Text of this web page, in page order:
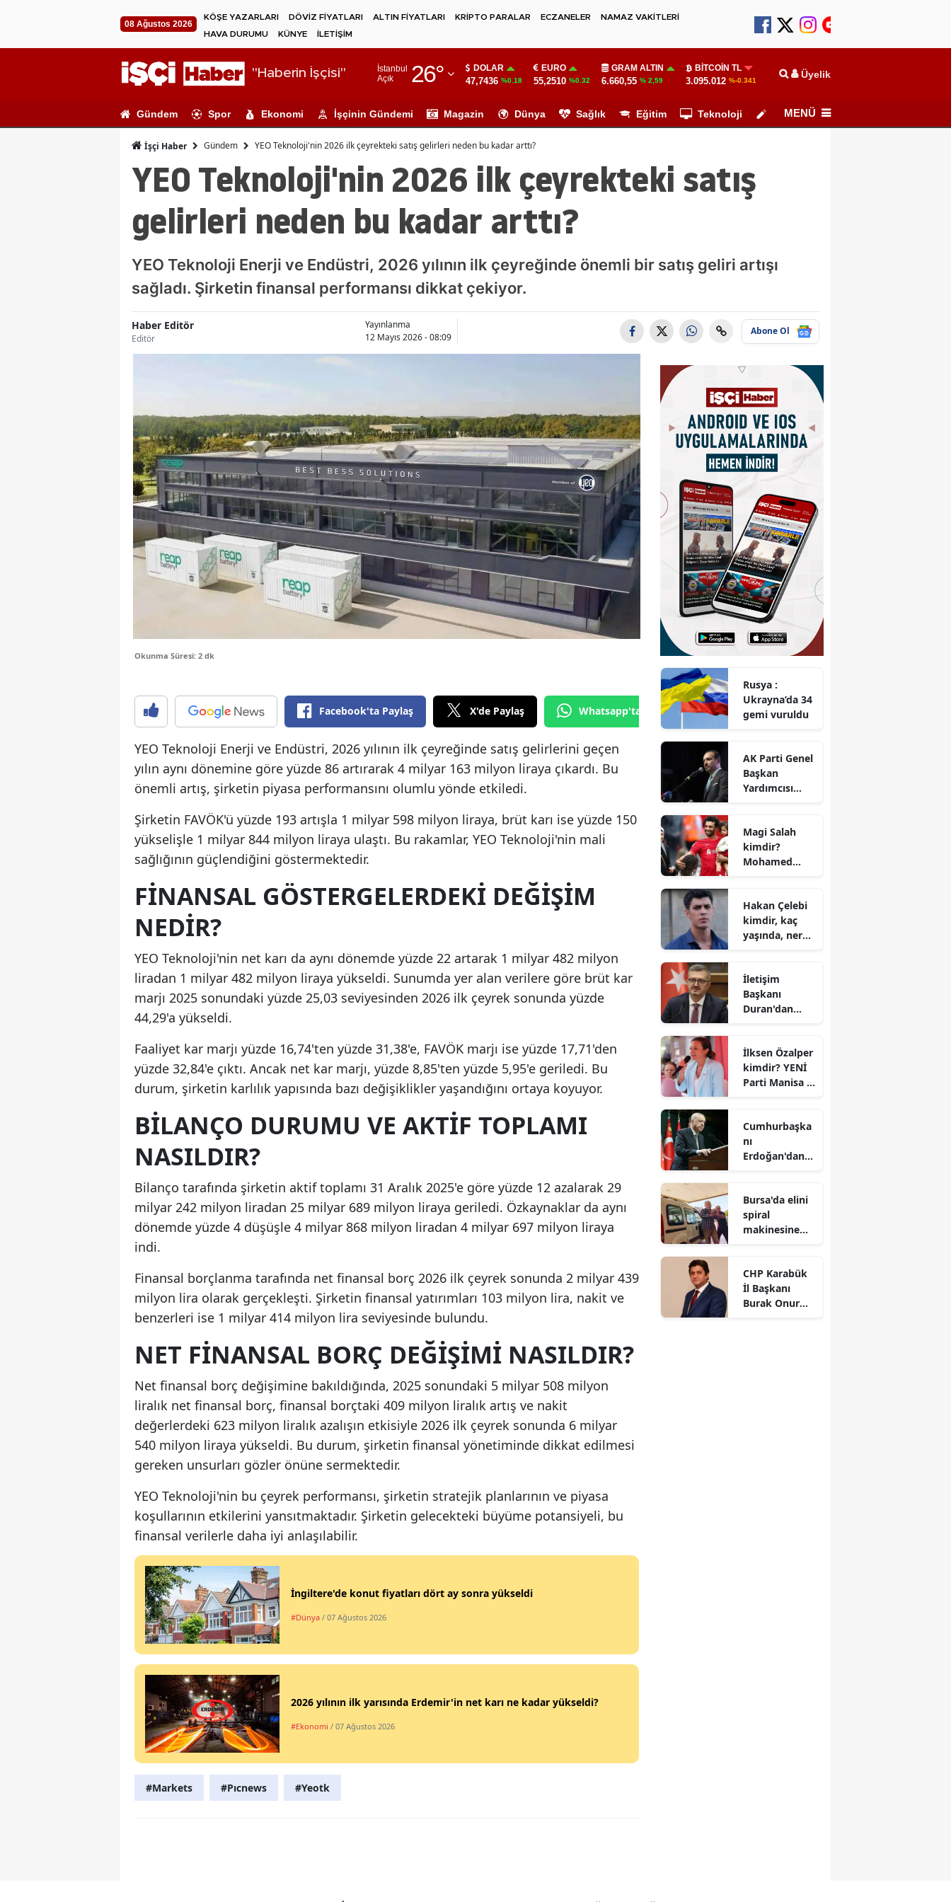
08 Ağustos 2026
KÖŞE YAZARLARI DÖVİZ FİYATLARI ALTIN FİYATLARI KRİPTO PARALAR ECZANELER
NAMAZ VAKİTLERİ
HAVA DURUMU
KÜNYE İLETİŞİM
"Haberin İşçisi"
İstanbul
Açık
26°
Adıyaman
Ağrı
Ankara
Antalya
Aydın
Bilecik
Bolu
Burdur
Bursa
Çanakkale
Çankırı
Çorum
Denizli
Diyarbakır
Erzincan
Eskişehir
Gaziantep
Giresun
Mersin
İstanbul
Kars
Kastamonu
Kayseri
Kocaeli
Konya
Malatya
Manisa
Kahramanmaraş
Muğla
Muş
Nevşehir
Niğde
Ordu
Sinop
Sivas
Tekirdağ
DOLAR
47,7436 %0.18
EURO
55,2510 %0.32
GRAM ALTIN
6.660,55 % 2,59
BITCOIN TL
3.095.012 %-0.341 Üyelik
Gündem Spor Ekonomi İşçinin Gündemi Magazin Dünya Sağlık Eğitim Teknoloji Köşe Yazarları
MENÜ
İşçi Haber Gündem YEO Teknoloji'nin 2026 ilk çeyrekteki satış gelirleri neden bu kadar arttı?
YEO Teknoloji'nin 2026 ilk çeyrekteki satış
gelirleri neden bu kadar arttı?
YEO Teknoloji Enerji ve Endüstri, 2026 yılının ilk çeyreğinde önemli bir satış geliri artışı
sağladı. Şirketin finansal performansı dikkat çekiyor.
Haber Editör
Editör
Yayınlanma
12 Mayıs 2026 - 08:09
Abone Ol
Okunma Süresi: 2 dk
Facebook'ta Paylaş X'de Paylaş Whatsapp'tan Gönder
YEO Teknoloji Enerji ve Endüstri, 2026 yılının ilk çeyreğinde satış gelirlerini geçen
yılın aynı dönemine göre yüzde 86 artırarak 4 milyar 163 milyon liraya çıkardı. Bu
önemli artış, şirketin piyasa performansını olumlu yönde etkiledi.
Şirketin FAVÖK'ü yüzde 193 artışla 1 milyar 598 milyon liraya, brüt karı ise yüzde 150
yükselişle 1 milyar 844 milyon liraya ulaştı. Bu rakamlar, YEO Teknoloji'nin mali
sağlığının güçlendiğini göstermektedir.
FINANSAL GÖSTERGELERDEKI DEĞIŞIM
NEDIR?
YEO Teknoloji'nin net karı da aynı dönemde yüzde 22 artarak 1 milyar 482 milyon
liradan 1 milyar 482 milyon liraya yükseldi. Sunumda yer alan verilere göre brüt kar
marjı 2025 sonundaki yüzde 25,03 seviyesinden 2026 ilk çeyrek sonunda yüzde
44,29'a yükseldi.
Faaliyet kar marjı yüzde 16,74'ten yüzde 31,38'e, FAVÖK marjı ise yüzde 17,71'den
yüzde 32,84'e çıktı. Ancak net kar marjı, yüzde 8,85'ten yüzde 5,95'e geriledi. Bu
durum, şirketin karlılık yapısında bazı değişiklikler yaşandığını ortaya koyuyor.
BILANÇO DURUMU VE AKTIF TOPLAMI
NASILDIR?
Bilanço tarafında şirketin aktif toplamı 31 Aralık 2025'e göre yüzde 12 azalarak 29
milyar 242 milyon liradan 25 milyar 689 milyon liraya geriledi. Özkaynaklar da aynı
dönemde yüzde 4 düşüşle 4 milyar 868 milyon liradan 4 milyar 697 milyon liraya
indi.
Finansal borçlanma tarafında net finansal borç 2026 ilk çeyrek sonunda 2 milyar 439
milyon lira olarak gerçekleşti. Şirketin finansal yatırımları 103 milyon lira, nakit ve
benzerleri ise 1 milyar 414 milyon lira seviyesinde bulundu.
NET FINANSAL BORÇ DEĞIŞIMI NASILDIR?
Net finansal borç değişimine bakıldığında, 2025 sonundaki 5 milyar 508 milyon
liralık net finansal borç, finansal borçtaki 409 milyon liralık artış ve nakit
değerlerdeki 623 milyon liralık azalışın etkisiyle 2026 ilk çeyrek sonunda 6 milyar
540 milyon liraya yükseldi. Bu durum, şirketin finansal yönetiminde dikkat edilmesi
gereken unsurları gözler önüne sermektedir.
YEO Teknoloji'nin bu çeyrek performansı, şirketin stratejik planlarının ve piyasa
koşullarının etkilerini yansıtmaktadır. Şirketin gelecekteki büyüme potansiyeli, bu
finansal verilerle daha iyi anlaşılabilir.
İngiltere'de konut fiyatları dört ay sonra yükseldi
#Dünya / 07 Ağustos 2026
2026 yılının ilk yarısında Erdemir'in net karı ne kadar yükseldi?
#Ekonomi / 07 Ağustos 2026
#Markets #Pıcnews #Yeotk
Rusya :
Ukrayna’da 34
gemi vuruldu
AK Parti Genel
Başkan
Yardımcısı
birliği uzak
değil, yakındır
Magi Salah
kimdir?
Mohamed
nereli ve
mesleği nedir?
Hakan Çelebi
kimdir, kaç
yaşında, nereli
dizilerde
oynadı?
İletişim
Başkanı
Duran'dan
İlksen Özalper
kimdir? YENİ
Parti Manisa İl
nereli?
Cumhurbaşka
nı
Erdoğan'dan
açıklama
Bursa'da elini
spiral
makinesine
parmağı
koptu
CHP Karabük
İl Başkanı
Burak Onur